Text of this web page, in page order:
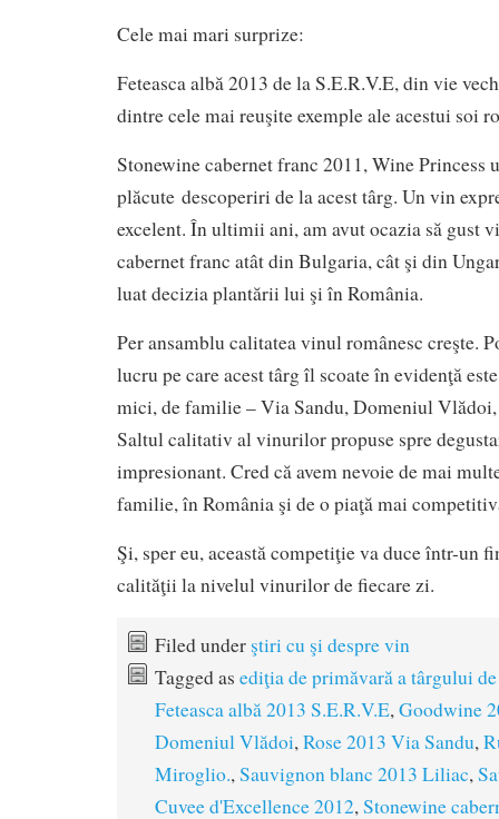
Cele mai mari surprize:
Feteasca albă 2013 de la S.E.R.V.E, din vie
dintre cele mai reuşite exemple ale acestui soi
Stonewine cabernet franc 2011, Wine Princess
plăcute descoperiri de la acest târg. Un vin
excelent. În ultimii ani, am avut ocazia să gust
cabernet franc atât din Bulgaria, cât şi din
luat decizia plantării lui şi în România.
Per ansamblu calitatea vinul românesc creşte.
lucru pe care acest târg îl scoate în evidenţă
mici, de familie – Via Sandu, Domeniul
Saltul calitativ al vinurilor propuse spre
impresionant. Cred că avem nevoie de mai
familie, în România şi de o piaţă mai
Şi, sper eu, această competiţie va duce într-un
calităţii la nivelul vinurilor de fiecare zi.
Filed under ştiri cu şi despre vin
Tagged as ediţia de primăvară a târgului
Feteasca albă 2013 S.E.R.V.E,Goodwine
Domeniul Vlădoi,Rose 2013 Via Sandu,
Miroglio.,Sauvignon blanc 2013 Liliac,
Cuvee d'Excellence 2012,Stonewine